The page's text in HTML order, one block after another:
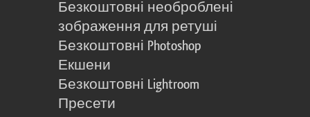
Безкоштовні необроблені
зображення для ретуші
Безкоштовні Photoshop
Екшени
Безкоштовні Lightroom
Пресети